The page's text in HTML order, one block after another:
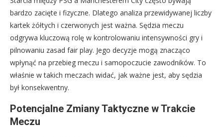
bardzo zacięte i fizyczne. Dlatego analiza przewidywanej liczby
kartek żółtych i czerwonych jest ważna. Sędzia meczu
odgrywa kluczową rolę w kontrolowaniu intensywności gry i
pilnowaniu zasad fair play. Jego decyzje mogą znacząco
wpłynąć na przebieg meczu i samopoczucie zawodników. To
właśnie w takich meczach widać, jak ważne jest, aby sędzia
był konsekwentny.
Potencjalne Zmiany Taktyczne w Trakcie
Meczu